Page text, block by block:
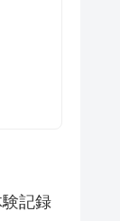
記録